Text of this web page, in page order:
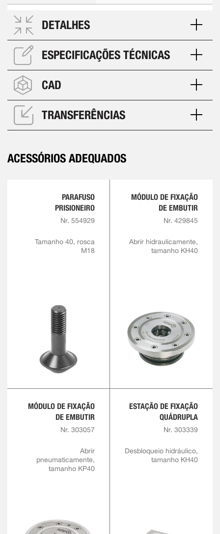
DETALHES
ESPECIFICAÇÕES TÉCNICAS
CAD
TRANSFERÊNCIAS
ACESSÓRIOS ADEQUADOS
PARAFUSO
PRISIONEIRO
Nr. 554929
Tamanho 40, rosca
M18
MÓDULO DE FIXAÇÃO
DE EMBUTIR
Nr. 429845
Abrir hidraulicamente,
tamanho KH40
MÓDULO DE FIXAÇÃO
DE EMBUTIR
Nr. 303057
Abrir
pneumaticamente,
tamanho KP40
ESTAÇÃO DE FIXAÇÃO
QUÁDRUPLA
Nr. 303339
Desbloqueio hidráulico,
tamanho KH40